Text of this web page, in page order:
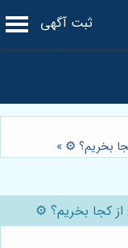
ثبت آگهی
بخریم؟ ⚙️ »
از کجا بخریم؟ ⚙️